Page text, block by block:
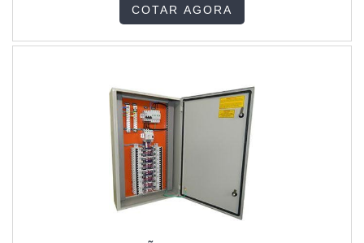
necessidade na rotina diária, alimentar máquinas como
industriais, para esterilização de equipamentos,
dentre outros.Além disso, é essencial para efetuar a
passagem de gases de uma forma segura e eficiente,
padrões que compõem a marca registrada tornando o uso
indispensável na atualidade. Além disso, o serviço garante
diversas vantagens, como:Consumo de combustível é
baixo;Funcionamento automático;Alta qualidade e
segurança.Tudo isso por ser líder no mercado e referência
no segmento de manutenção e inspeção de caldeiras,
conquistas adquiridas por que investiu em uma estrutura que
COTAR AGORA